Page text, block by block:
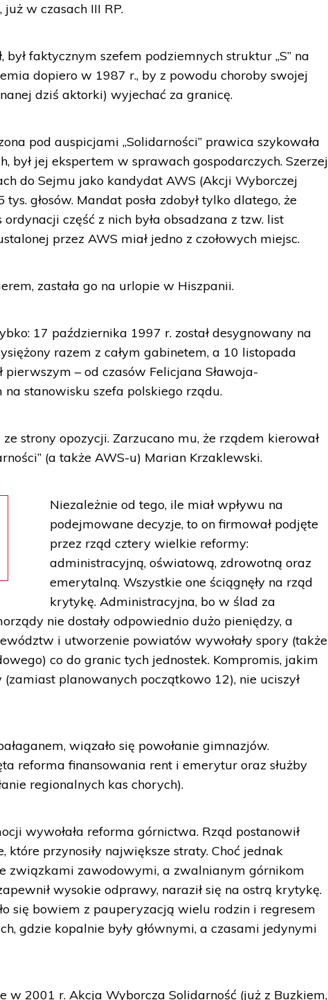
już w czasach III RP.
faktycznym szefem podziemnych struktur „S” na
dopiero w 1987 r., by z powodu choroby swojej
dziś aktorki) wyjechać za granicę.
pod auspicjami „Solidarności” prawica szykowała
był jej ekspertem w sprawach gospodarczych. Szerzej
do Sejmu jako kandydat AWS (Akcji Wyborczej
tys. głosów. Mandat posła zdobył tylko dlatego, że
część z nich była obsadzana z tzw. list
przez AWS miał jedno z czołowych miejsc.
zastała go na urlopie w Hiszpanii.
17 października 1997 r. został desygnowany na
razem z całym gabinetem, a 10 listopada
pierwszym – od czasów Felicjana Sławoja-
stanowisku szefa polskiego rządu.
strony opozycji. Zarzucano mu, że rządem kierował
(a także AWS-u) Marian Krzaklewski.
Niezależnie od tego, ile miał wpływu na
podejmowane decyzje, to on firmował podjęte
przez rząd cztery wielkie reformy:
administracyjną, oświatową, zdrowotną oraz
emerytalną. Wszystkie one ściągnęły na rząd
krytykę. Administracyjna, bo w ślad za
nie dostały odpowiednio dużo pieniędzy, a
i utworzenie powiatów wywołały spory (także
co do granic tych jednostek. Kompromis, jakim
planowanych początkowo 12), nie uciszył
wiązało się powołanie gimnazjów.
reforma finansowania rent i emerytur oraz służby
regionalnych kas chorych).
wywołała reforma górnictwa. Rząd postanowił
przynosiły największe straty. Choć jednak
związkami zawodowymi, a zwalnianym górnikom
wysokie odprawy, naraził się na ostrą krytykę.
się bowiem z pauperyzacją wielu rodzin i regresem
gdzie kopalnie były głównymi, a czasami jedynymi
w 2001 r. Akcja Wyborcza Solidarność (już z Buzkiem,